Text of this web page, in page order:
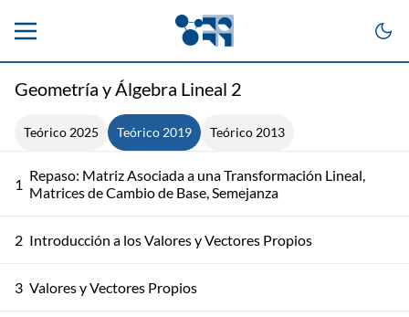
Geometría y Álgebra Lineal 2
Teórico 2025 Teórico 2019 Teórico 2013
1 Repaso: Matriz Asociada a una Transformación Lineal,
Matrices de Cambio de Base, Semejanza
2 Introducción a los Valores y Vectores Propios
3 Valores y Vectores Propios